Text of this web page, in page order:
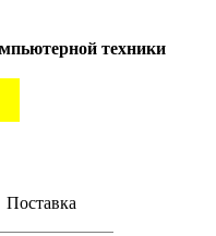
техники
Поставка